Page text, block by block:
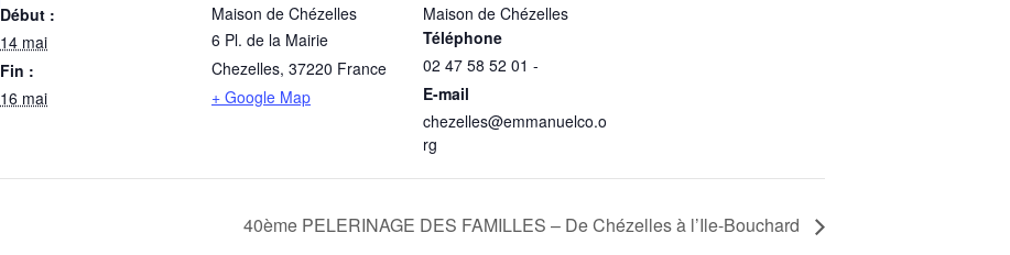
Début :
14 mai
Fin :
16 mai
Maison de Chézelles
6 Pl. de la Mairie
Chezelles, 37220 France
+ Google Map
Maison de Chézelles
Téléphone
02 47 58 52 01 -
E-mail
chezelles@emmanuelco.o
rg
40ème PELERINAGE DES FAMILLES – De Chézelles à l’Ile-Bouchard